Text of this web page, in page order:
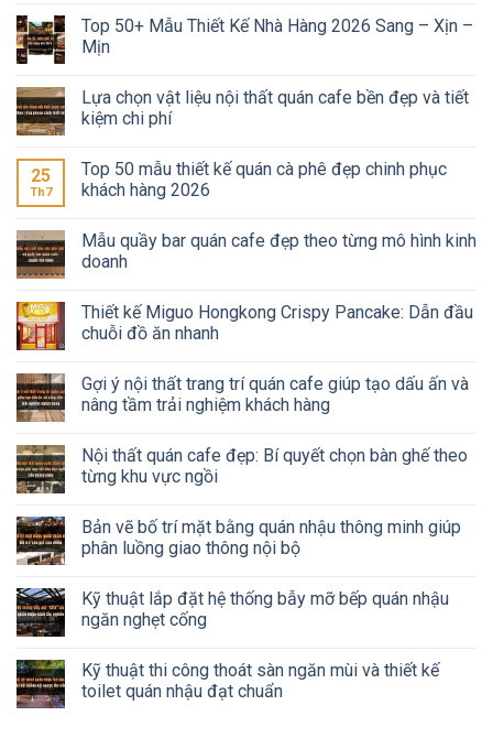
Top 50+ Mẫu Thiết Kế Nhà Hàng 2026 Sang – Xịn –
Mịn
Lựa chọn vật liệu nội thất quán cafe bền đẹp và tiết
kiệm chi phí
25
Th7
Top 50 mẫu thiết kế quán cà phê đẹp chinh phục
khách hàng 2026
Mẫu quầy bar quán cafe đẹp theo từng mô hình kinh
doanh
Thiết kế Miguo Hongkong Crispy Pancake: Dẫn đầu
chuỗi đồ ăn nhanh
Gợi ý nội thất trang trí quán cafe giúp tạo dấu ấn và
nâng tầm trải nghiệm khách hàng
Nội thất quán cafe đẹp: Bí quyết chọn bàn ghế theo
từng khu vực ngồi
Bản vẽ bố trí mặt bằng quán nhậu thông minh giúp
phân luồng giao thông nội bộ
Kỹ thuật lắp đặt hệ thống bẫy mỡ bếp quán nhậu
ngăn nghẹt cống
Kỹ thuật thi công thoát sàn ngăn mùi và thiết kế
toilet quán nhậu đạt chuẩn